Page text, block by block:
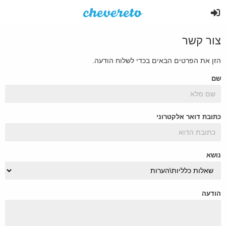
צור קשר
הזן את הפרטים הבאים בכדי לשלוח הודעה.
שם
כתובת דואר אלקטרוני
נושא
הודעה